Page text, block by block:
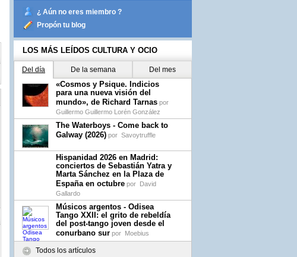
¿ Aún no eres miembro ?
Propón tu blog
LOS MÁS LEÍDOS CULTURA Y OCIO
Del día De la semana Del mes
«Cosmos y Psique. Indicios
para una nueva visión del
mundo», de Richard Tarnas por
Guillermo Guillermo Lorén González
The Waterboys - Come back to
Galway (2026) por Savoytruffle
Hispanidad 2026 en Madrid:
conciertos de Sebastián Yatra y
Marta Sánchez en la Plaza de
España en octubre por David
Gallardo
Músicos argentos - Odisea
Tango XXII: el grito de rebeldía
del post-tango joven desde el
conurbano sur por Moebius
Todos los artículos